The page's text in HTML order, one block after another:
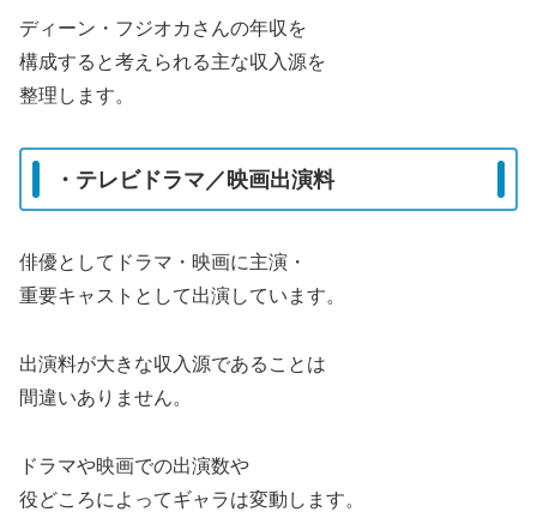
ディーン・フジオカさんの年収を
構成すると考えられる主な収入源を
整理します。
・テレビドラマ／映画出演料
俳優としてドラマ・映画に主演・
重要キャストとして出演しています。
出演料が大きな収入源であることは
間違いありません。
ドラマや映画での出演数や
役どころによってギャラは変動します。